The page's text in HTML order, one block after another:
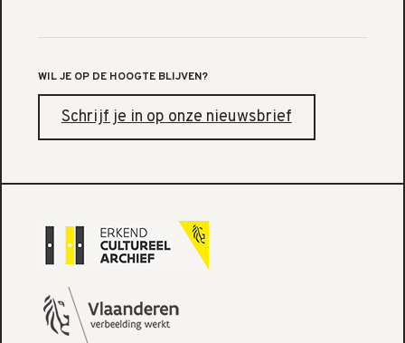
WIL JE OP DE HOOGTE BLIJVEN?
Schrijf je in op onze nieuwsbrief